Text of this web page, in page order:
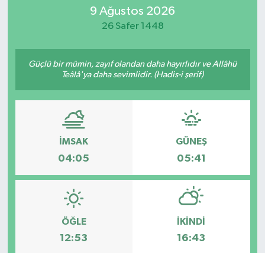
9 Ağustos 2026
26 Safer 1448
Güçlü bir mümin, zayıf olandan daha hayırlıdır ve Allâhü
Teâlâ'ya daha sevimlidir. (Hadis-i şerif)
İMSAK
04:05
GÜNEŞ
05:41
ÖĞLE
12:53
İKINDI
16:43